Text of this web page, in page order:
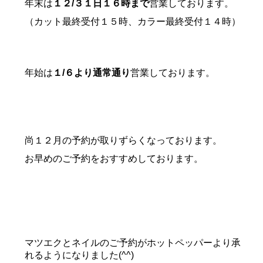
年末は １２/３１日１６時まで営業しております。
（カット最終受付１５時、カラー最終受付１４時）
年始は １/６より通常通り営業しております。
尚１２月の予約が取りずらくなっております。
お早めのご予約をおすすめしております。
マツエクとネイルのご予約がホットペッパーより承
れるようになりました(^^)